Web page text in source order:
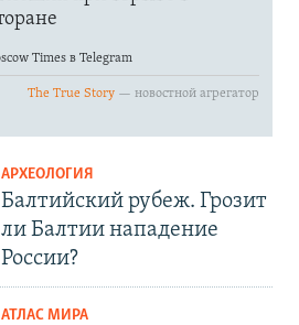
АРХЕОЛОГИЯ
Балтийский рубеж. Грозит
ли Балтии нападение
России?
АТЛАС МИРА